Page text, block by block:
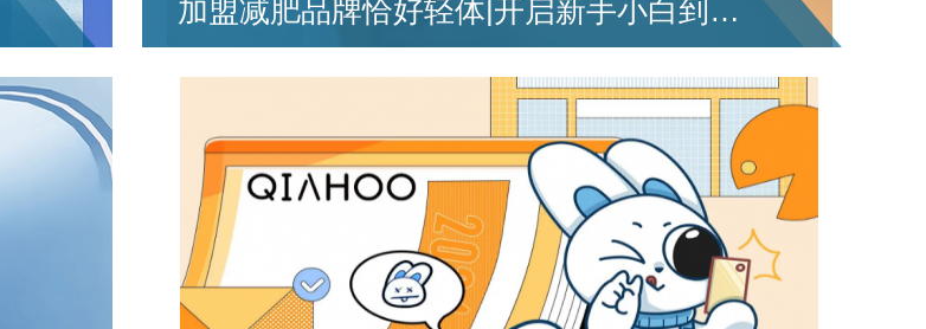
加盟减肥品牌恰好轻体|开启新手小白到精英店长的成长之路